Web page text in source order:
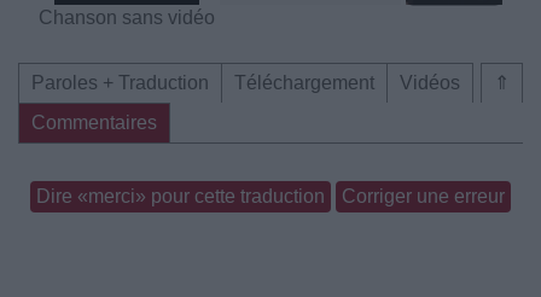
Chanson sans vidéo
⇑
Paroles + Traduction Téléchargement
Vidéos
Commentaires
Dire «merci» pour cette traduction Corriger une erreur